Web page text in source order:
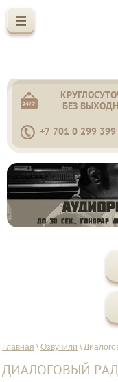
БЕЗ
+7 701 0 299 399
Главная \ Озвучили \
ДИАЛОГОВЫЙ